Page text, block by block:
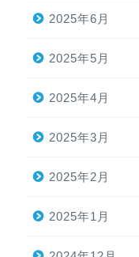
2025年6月
2025年5月
2025年4月
2025年3月
2025年2月
2025年1月